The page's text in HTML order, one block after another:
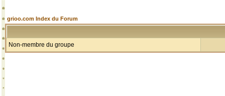
grioo.com Index du Forum
Non-membre du groupe